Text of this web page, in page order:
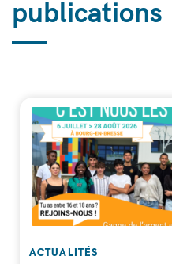
publications
ACTUALITÉS